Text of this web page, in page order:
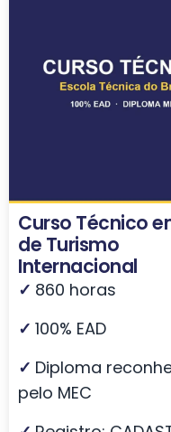
Curso Técnico
de Turismo
Internacional
✓ 860 horas
✓ 100% EAD
✓ Diploma
pelo MEC